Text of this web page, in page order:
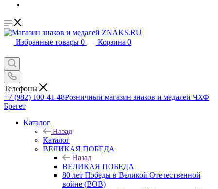
Избранные товары 0 Корзина 0
Телефоны
+7 (982) 100-41-48Розничный магазин знаков и медалей ЧХФ
Брегет
Каталог
Назад
Каталог
ВЕЛИКАЯ ПОБЕДА
Назад
ВЕЛИКАЯ ПОБЕДА
80 лет Победы в Великой Отечественной
войне (ВОВ)